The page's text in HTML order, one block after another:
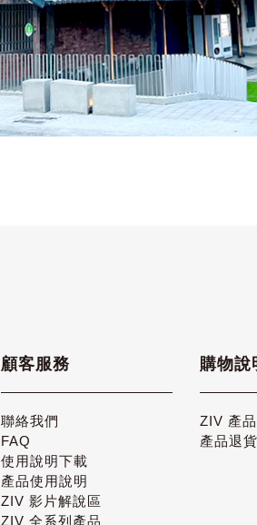
顧客服務
聯絡我們
FAQ
使用說明下載
產品使用說明
ZIV 影片解說區
ZIV 全系列產品
購物說
ZIV 產
產品退